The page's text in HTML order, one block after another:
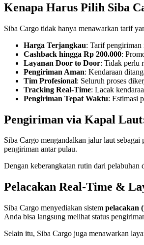
Kenapa Harus Pilih Siba
Siba Cargo tidak hanya menawarkan tarif
Harga Terjangkau: Tarif pengiriman
Cashback hingga Rp 200.000:
Layanan Door to Door: Tidak perlu
Pengiriman Aman: Kendaraan
Tim Profesional: Seluruh proses
Tracking Real-Time: Lacak
Pengiriman Tepat Waktu: Estimasi
Pengiriman via Kapal
Siba Cargo mengandalkan jalur laut
pengiriman antar pulau.
Dengan keberangkatan rutin dari
Pelacakan Real-Time &
Siba Cargo menyediakan sistem pelacakan
Anda bisa langsung melihat status
Selain itu, Siba Cargo juga menawarkan